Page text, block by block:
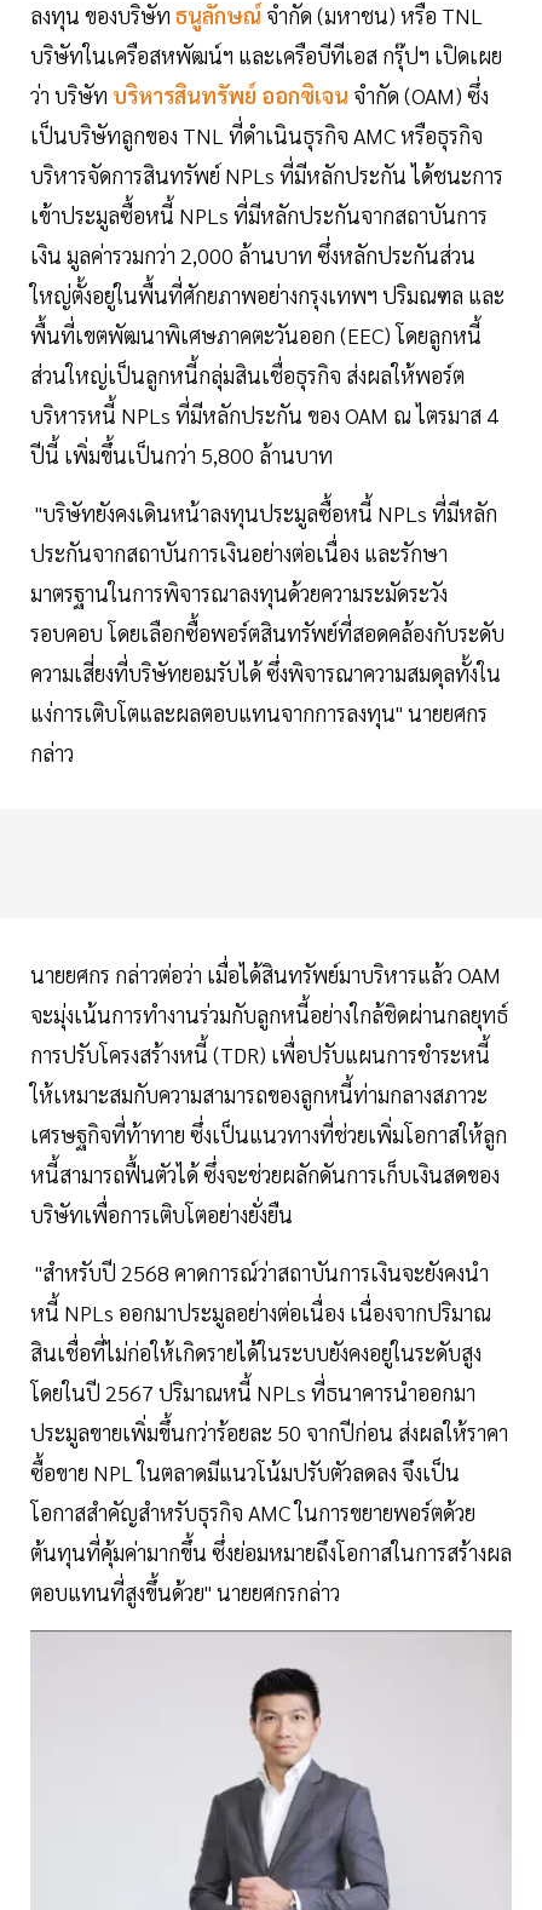
ลงทุน ของบริษัท ธนูลักษณ์ จำกัด (มหาชน) หรือ TNL
บริษัทในเครือสหพัฒน์ฯ และเครือบีทีเอส กรุ๊ปฯ เปิดเผย
ว่า บริษัท บริหารสินทรัพย์ ออกซิเจน จำกัด (OAM) ซึ่ง
เป็นบริษัทลูกของ TNL ที่ดำเนินธุรกิจ AMC หรือธุรกิจ
บริหารจัดการสินทรัพย์ NPLs ที่มีหลักประกัน ได้ชนะการ
เข้าประมูลซื้อหนี้ NPLs ที่มีหลักประกันจากสถาบันการ
เงิน มูลค่ารวมกว่า 2,000 ล้านบาท ซึ่งหลักประกันส่วน
ใหญ่ตั้งอยู่ในพื้นที่ศักยภาพอย่างกรุงเทพฯ ปริมณฑล และ
พื้นที่เขตพัฒนาพิเศษภาคตะวันออก (EEC) โดยลูกหนี้
ส่วนใหญ่เป็นลูกหนี้กลุ่มสินเชื่อธุรกิจ ส่งผลให้พอร์ต
บริหารหนี้ NPLs ที่มีหลักประกัน ของ OAM ณ ไตรมาส 4
ปีนี้ เพิ่มขึ้นเป็นกว่า 5,800 ล้านบาท
"บริษัทยังคงเดินหน้าลงทุนประมูลซื้อหนี้ NPLs ที่มีหลัก
ประกันจากสถาบันการเงินอย่างต่อเนื่อง และรักษา
มาตรฐานในการพิจารณาลงทุนด้วยความระมัดระวัง
รอบคอบ โดยเลือกซื้อพอร์ตสินทรัพย์ที่สอดคล้องกับระดับ
ความเสี่ยงที่บริษัทยอมรับได้ ซึ่งพิจารณาความสมดุลทั้งใน
แง่การเติบโตและผลตอบแทนจากการลงทุน" นายยศกร
กล่าว
นายยศกร กล่าวต่อว่า เมื่อได้สินทรัพย์มาบริหารแล้ว OAM
จะมุ่งเน้นการทำงานร่วมกับลูกหนี้อย่างใกล้ชิดผ่านกลยุทธ์
การปรับโครงสร้างหนี้ (TDR) เพื่อปรับแผนการชำระหนี้
ให้เหมาะสมกับความสามารถของลูกหนี้ท่ามกลางสภาวะ
เศรษฐกิจที่ท้าทาย ซึ่งเป็นแนวทางที่ช่วยเพิ่มโอกาสให้ลูก
หนี้สามารถฟื้นตัวได้ ซึ่งจะช่วยผลักดันการเก็บเงินสดของ
บริษัทเพื่อการเติบโตอย่างยั่งยืน
"สำหรับปี 2568 คาดการณ์ว่าสถาบันการเงินจะยังคงนำ
หนี้ NPLs ออกมาประมูลอย่างต่อเนื่อง เนื่องจากปริมาณ
สินเชื่อที่ไม่ก่อให้เกิดรายได้ในระบบยังคงอยู่ในระดับสูง
โดยในปี 2567 ปริมาณหนี้ NPLs ที่ธนาคารนำออกมา
ประมูลขายเพิ่มขึ้นกว่าร้อยละ 50 จากปีก่อน ส่งผลให้ราคา
ซื้อขาย NPL ในตลาดมีแนวโน้มปรับตัวลดลง จึงเป็น
โอกาสสำคัญสำหรับธุรกิจ AMC ในการขยายพอร์ตด้วย
ต้นทุนที่คุ้มค่ามากขึ้น ซึ่งย่อมหมายถึงโอกาสในการสร้างผล
ตอบแทนที่สูงขึ้นด้วย" นายยศกรกล่าว